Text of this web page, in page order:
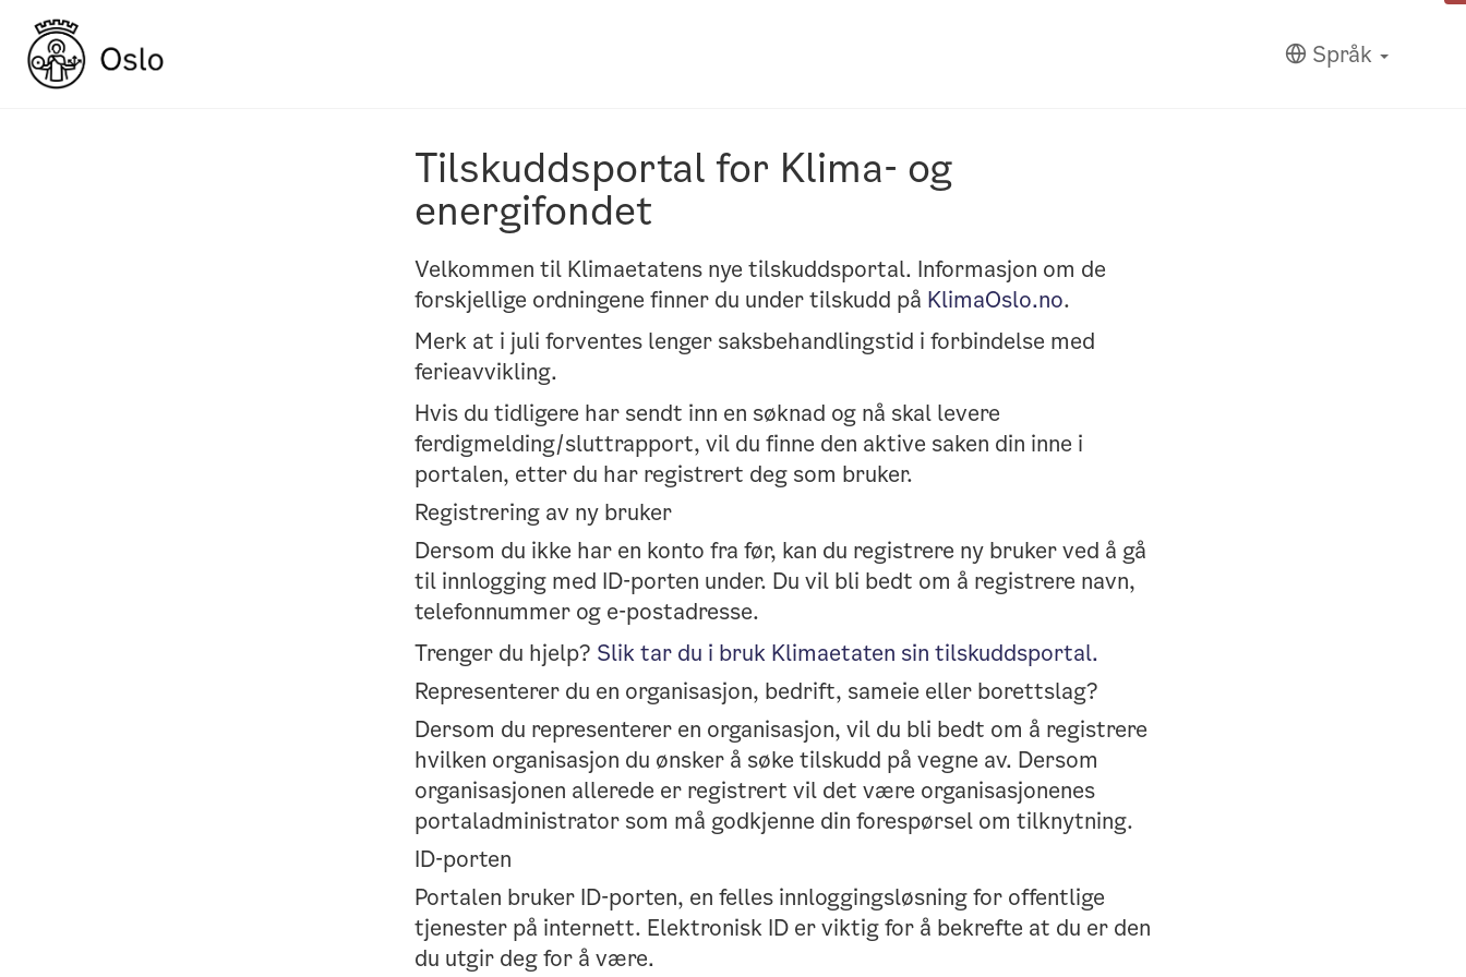
innhold
Språk
Tilskuddsportal for Klima- og
energifondet
Velkommen til Klimaetatens nye tilskuddsportal. Informasjon om de
forskjellige ordningene finner du under tilskudd på KlimaOslo.no.
Merk at i juli forventes lenger saksbehandlingstid i forbindelse med
ferieavvikling.
Hvis du tidligere har sendt inn en søknad og nå skal levere
ferdigmelding/sluttrapport, vil du finne den aktive saken din inne i
portalen, etter du har registrert deg som bruker.
Registrering av ny bruker
Dersom du ikke har en konto fra før, kan du registrere ny bruker ved å gå
til innlogging med ID-porten under. Du vil bli bedt om å registrere navn,
telefonnummer og e-postadresse.
Trenger du hjelp? Slik tar du i bruk Klimaetaten sin tilskuddsportal.
Representerer du en organisasjon, bedrift, sameie eller borettslag?
Dersom du representerer en organisasjon, vil du bli bedt om å registrere
hvilken organisasjon du ønsker å søke tilskudd på vegne av. Dersom
organisasjonen allerede er registrert vil det være organisasjonenes
portaladministrator som må godkjenne din forespørsel om tilknytning.
ID-porten
Portalen bruker ID-porten, en felles innloggingsløsning for offentlige
tjenester på internett. Elektronisk ID er viktig for å bekrefte at du er den
du utgir deg for å være.